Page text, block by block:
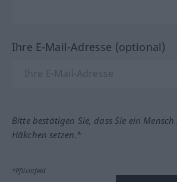
Ihre E-Mail-Adresse (optional)
Bitte bestätigen Sie, dass Sie ein
Häkchen setzen.*
*Pflichtfeld